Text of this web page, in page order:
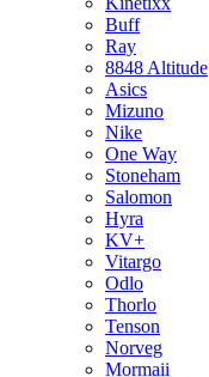
Buff
Ray
8848 Altitude
Asics
Mizuno
Nike
One Way
Stoneham
Salomon
Hyra
KV+
Vitargo
Odlo
Thorlo
Tenson
Norveg
Mormaii